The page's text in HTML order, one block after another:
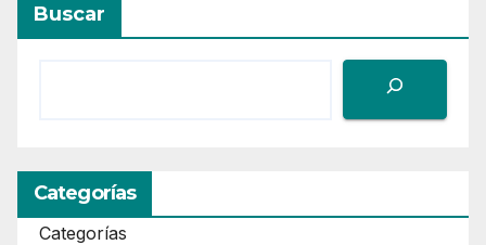
Buscar
Categorías
Categorías